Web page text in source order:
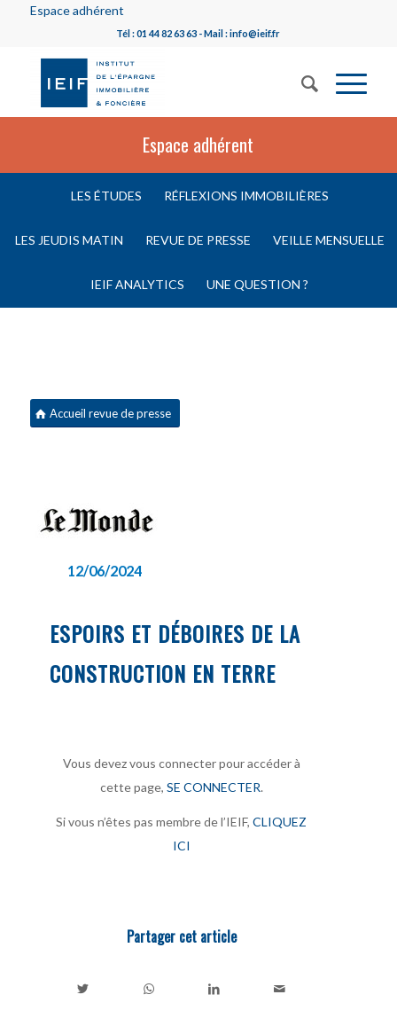
Espace adhérent
Tél : 01 44 82 63 63 - Mail : info@ieif.fr
Espace adhérent
LES ÉTUDES RÉFLEXIONS IMMOBILIÈRES
LES JEUDIS MATIN REVUE DE PRESSE VEILLE MENSUELLE
IEIF ANALYTICS UNE QUESTION ?
Accueil revue de presse
12/06/2024
ESPOIRS ET DÉBOIRES DE LA
CONSTRUCTION EN TERRE
Vous devez vous connecter pour accéder à
cette page, SE CONNECTER.
Si vous n’êtes pas membre de l’IEIF,CLIQUEZ
ICI
Partager cet article